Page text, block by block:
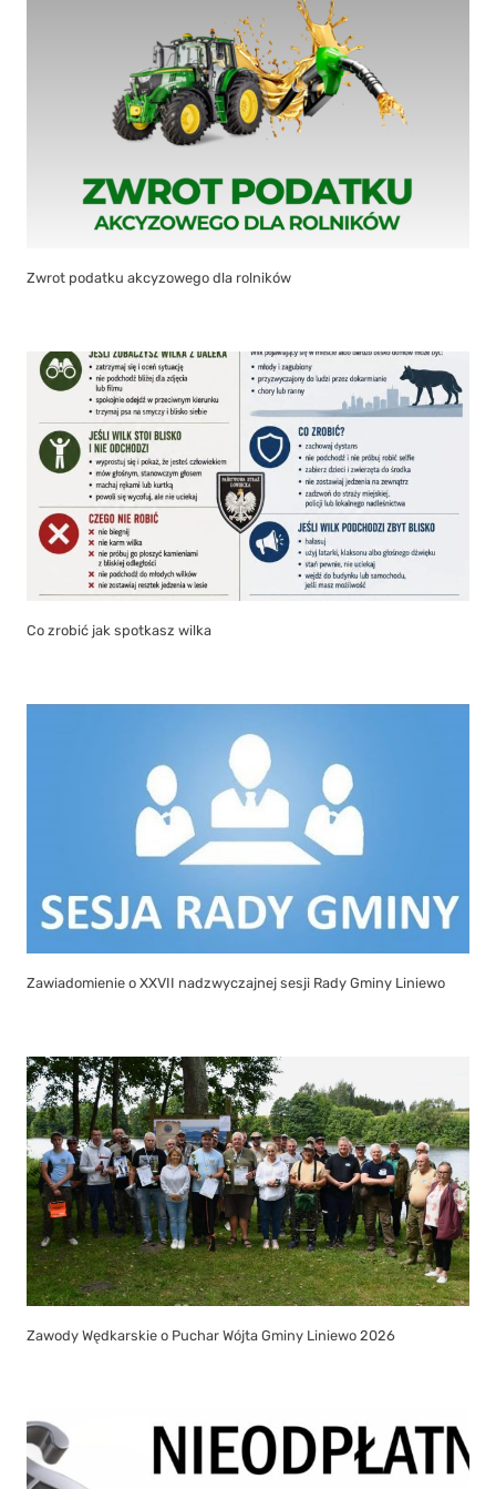
Zwrot podatku akcyzowego dla rolników
Co zrobić jak spotkasz wilka
Zawiadomienie o XXVII nadzwyczajnej sesji Rady Gminy Liniewo
Zawody Wędkarskie o Puchar Wójta Gminy Liniewo 2026